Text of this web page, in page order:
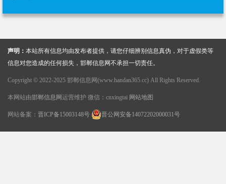
声明： 本站所有信息均由发布者提供，请您仔细辨别信息真伪，对于虚假类等
信息对您造成的任何损失，邯郸信息网不承担一切责任。
Copyright © 2022-2025 邯郸信息网(www.handan365.cc) All Rights Reserved.
本网站由邯郸信息网运营维护 微信：cnxingtai 网站地图
网站备案： 晋ICP备15003148号 晋公网安备14072202000031号